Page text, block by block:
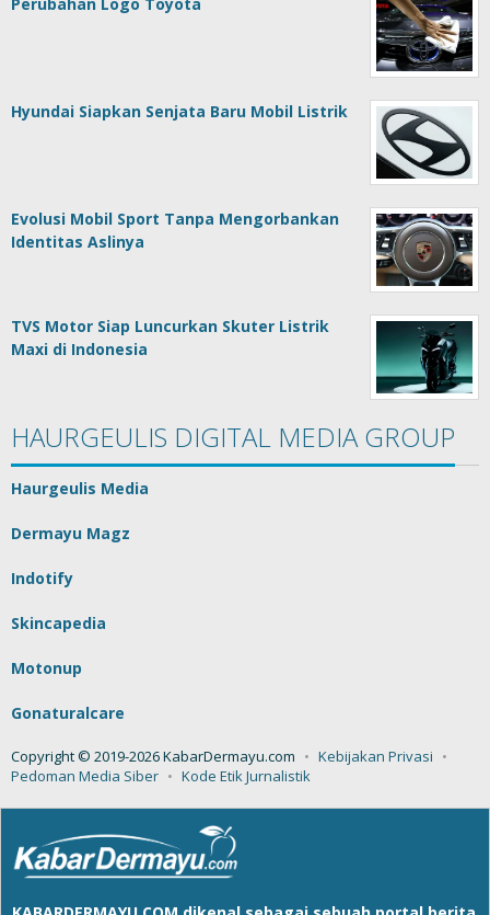
Hyundai Siapkan Senjata Baru Mobil Listrik
Evolusi Mobil Sport Tanpa Mengorbankan
Identitas Aslinya
TVS Motor Siap Luncurkan Skuter Listrik
Maxi di Indonesia
HAURGEULIS DIGITAL MEDIA GROUP
Haurgeulis Media
Dermayu Magz
Indotify
Skincapedia
Motonup
Gonaturalcare
Copyright © 2019-2026 KabarDermayu.com
Kebijakan Privasi
Pedoman Media Siber
Kode Etik Jurnalistik